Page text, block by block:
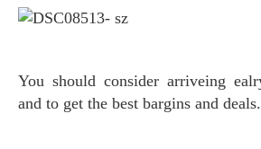
You should consider arriveing ealry to avoid crowds
and to get the best bargins and deals.